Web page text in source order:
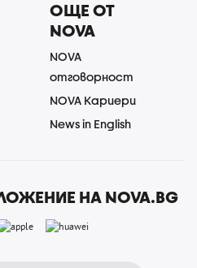
ОЩЕ ОТ
NOVA
NOVA
отговорност
NOVA Кариери
News in English
НА NOVA.BG